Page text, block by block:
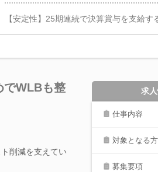
【安定性】25期連続で決算賞与を支給す
でWLBも整
削減を支えてい
求
仕事内容
対象となる方
募集要項